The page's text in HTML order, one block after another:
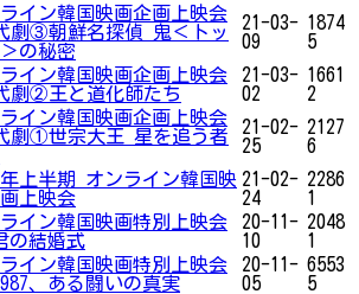
イン韓国映画企画上映会
劇③朝鮮名探偵 鬼＜トッ
の秘密
21-03-
09
1874
5
イン韓国映画企画上映会
劇②王と道化師たち
21-03-
02
1661
2
イン韓国映画企画上映会
劇①世宗大王 星を追う者
21-02-
25
2127
6
年上半期 オンライン韓国映
上映会
21-02-
24
2286
1
イン韓国映画特別上映会
結婚式
20-11-
10
2048
1
イン韓国映画特別上映会
、ある闘いの真実
20-11-
05
6553
5